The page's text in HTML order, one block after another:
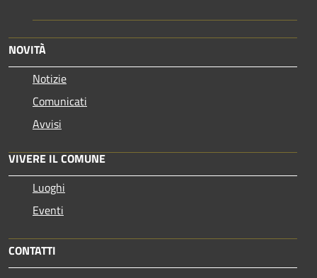
NOVITÀ
Notizie
Comunicati
Avvisi
VIVERE IL COMUNE
Luoghi
Eventi
CONTATTI